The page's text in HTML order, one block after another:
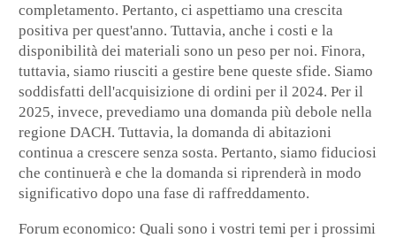
completamento. Pertanto, ci aspettiamo una crescita
positiva per quest'anno. Tuttavia, anche i costi e la
disponibilità dei materiali sono un peso per noi. Finora,
tuttavia, siamo riusciti a gestire bene queste sfide. Siamo
soddisfatti dell'acquisizione di ordini per il 2024. Per il
2025, invece, prevediamo una domanda più debole nella
regione DACH. Tuttavia, la domanda di abitazioni
continua a crescere senza sosta. Pertanto, siamo fiduciosi
che continuerà e che la domanda si riprenderà in modo
significativo dopo una fase di raffreddamento.
Forum economico: Quali sono i vostri temi per i prossimi